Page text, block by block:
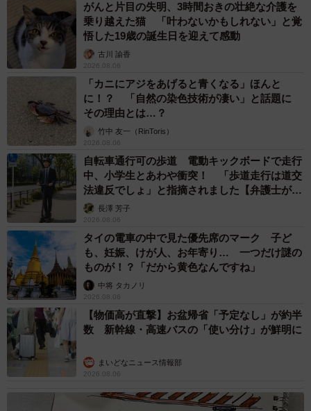
がんと片目の失明、3時間おきの壮絶な介護を
乗り越えた猫 「叶わないかもしれない」と覚
悟した19歳の誕生日を迎えて感動
古川 諭香
2026.08.06
「カニにアジをあげると青くなる」ほんと
に！？ 「自然の染色技術が凄い」と話題に
その理由とは…？
竹中 友一（RinToris）
2026.08.06
自転車通行可の歩道 電動キックボードで走行
中、小学生とあわや衝突！ 「歩道走行は道交
法違反でしょ」と指摘されました【弁護士が解
説】長澤 芳子
2026.08.06
タイの電車の中で見た優先席のマーク 子ど
も、妊娠、けが人、お年寄り… 一つだけ謎の
ものが！？「だから黄色なんですね」
中将 タカノリ
2026.08.06
【物価高が直撃】お盆帰省「予定なし」が約半
数 新幹線・高速バスの「使い分け」が鮮明に
まいどなニュース情報部
2026.08.06